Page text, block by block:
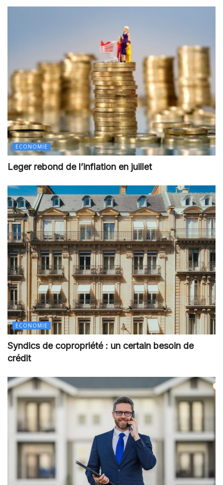
ECONOMIE
Leger rebond de l’inflation en juillet
ECONOMIE
Syndics de copropriété : un certain besoin de
crédit